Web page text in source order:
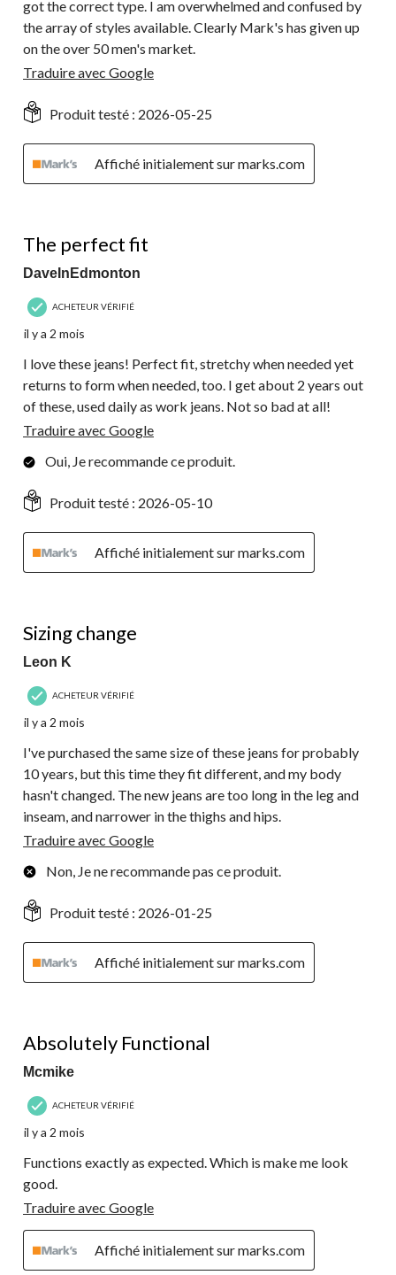
got the correct type. I am overwhelmed and confused by
the array of styles available. Clearly Mark's has given up
on the over 50 men's market.
Traduire avec Google
Produit testé : 2026-05-25
Affiché initialement sur marks.com
The perfect fit
DaveInEdmonton
ACHETEUR VÉRIFIÉ
il y a 2 mois
I love these jeans! Perfect fit, stretchy when needed yet
returns to form when needed, too. I get about 2 years out
of these, used daily as work jeans. Not so bad at all!
Traduire avec Google
Oui, Je recommande ce produit.
Produit testé : 2026-05-10
Affiché initialement sur marks.com
Sizing change
Leon K
ACHETEUR VÉRIFIÉ
il y a 2 mois
I've purchased the same size of these jeans for probably
10 years, but this time they fit different, and my body
hasn't changed. The new jeans are too long in the leg and
inseam, and narrower in the thighs and hips.
Traduire avec Google
Non, Je ne recommande pas ce produit.
Produit testé : 2026-01-25
Affiché initialement sur marks.com
Absolutely Functional
Mcmike
ACHETEUR VÉRIFIÉ
il y a 2 mois
Functions exactly as expected. Which is make me look
good.
Traduire avec Google
Affiché initialement sur marks.com